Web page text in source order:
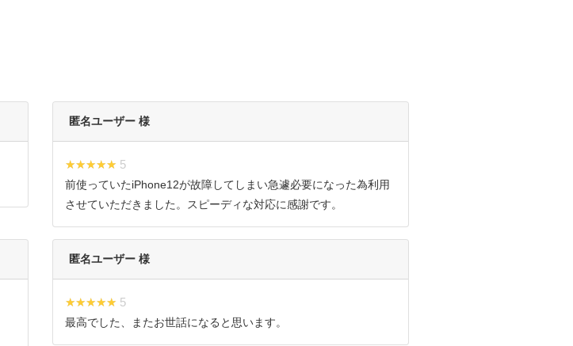
匿名ユーザー 様
★★★★★
★★★★★ 5
前使っていたiPhone12が故障してしまい急遽必要になった為利用
させていただきました。スピーディな対応に感謝です。
匿名ユーザー 様
★★★★★
★★★★★ 5
最高でした、またお世話になると思います。